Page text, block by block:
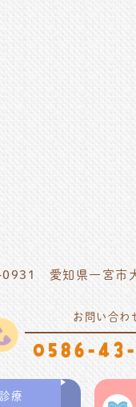
0931 愛知県一宮市
お問い合わ
0586-43-
療